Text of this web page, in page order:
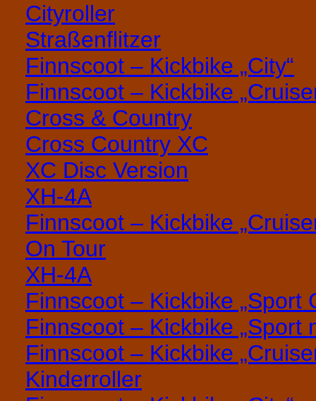
Cityroller
Straßenflitzer
Finnscoot – Kickbike „City“
Finnscoot – Kickbike
Cross & Country
Cross Country XC
XC Disc Version
XH-4A
Finnscoot – Kickbike
On Tour
XH-4A
Finnscoot – Kickbike „Sport
Finnscoot – Kickbike „Sport
Finnscoot – Kickbike
Kinderroller